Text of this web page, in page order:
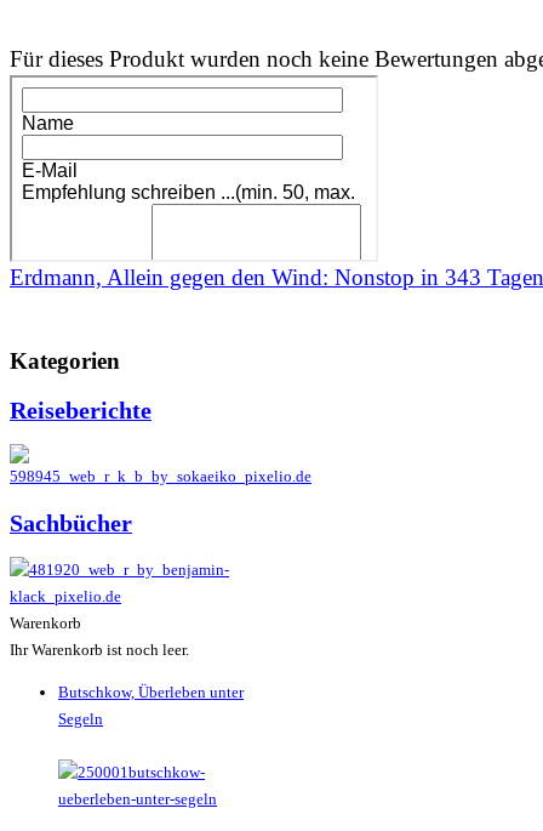
Für dieses Produkt wurden noch keine Bewertungen
Erdmann, Allein gegen den Wind: Nonstop in 343
Kategorien
Reiseberichte
Sachbücher
Warenkorb
Ihr Warenkorb ist noch leer.
Butschkow, Überleben unter
Segeln